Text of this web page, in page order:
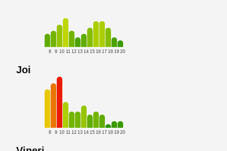
8 9 10 11 12 13 14 15 16 17 18 19 20
Joi
8 9 10 11 12 13 14 15 16 17 18 19 20